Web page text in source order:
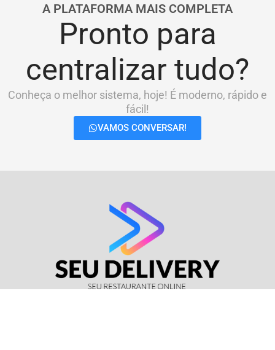
A PLATAFORMA MAIS COMPLETA
Pronto para
centralizar tudo?
Conheça o melhor sistema, hoje! É moderno, rápido e
fácil!
VAMOS CONVERSAR!